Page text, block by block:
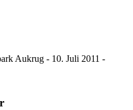
Aukrug - 10. Juli 2011 -